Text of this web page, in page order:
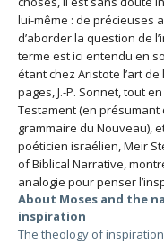
lui-même : de précieuses
d’aborder la question de
terme est ici entendu en
étant chez Aristote l’art
pages, J.-P. Sonnet, tout
Testament (en présumant
grammaire du Nouveau),
poéticien israélien, Meir
of Biblical Narrative,
analogie pour penser
About Moses and the
inspiration
The theology of